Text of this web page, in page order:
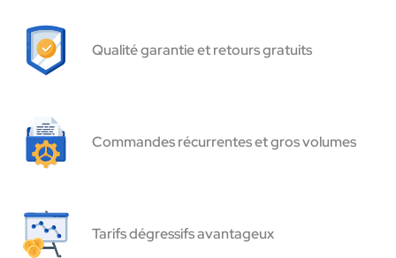
Qualité garantie et retours gratuits
Commandes récurrentes et gros volumes
Tarifs dégressifs avantageux